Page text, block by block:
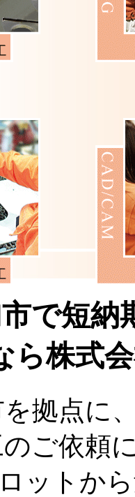
で短納
ら株式
拠点に
ご依頼
ットか